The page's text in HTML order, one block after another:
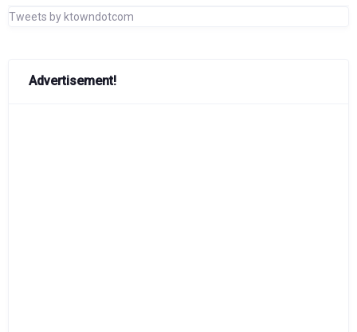
Tweets by ktowndotcom
Advertisement!